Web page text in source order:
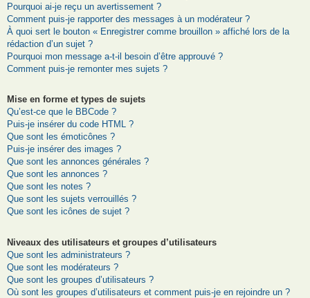
Pourquoi ai-je reçu un avertissement ?
Comment puis-je rapporter des messages à un modérateur ?
À quoi sert le bouton « Enregistrer comme brouillon » affiché lors de la
rédaction d’un sujet ?
Pourquoi mon message a-t-il besoin d’être approuvé ?
Comment puis-je remonter mes sujets ?
Mise en forme et types de sujets
Qu’est-ce que le BBCode ?
Puis-je insérer du code HTML ?
Que sont les émoticônes ?
Puis-je insérer des images ?
Que sont les annonces générales ?
Que sont les annonces ?
Que sont les notes ?
Que sont les sujets verrouillés ?
Que sont les icônes de sujet ?
Niveaux des utilisateurs et groupes d’utilisateurs
Que sont les administrateurs ?
Que sont les modérateurs ?
Que sont les groupes d’utilisateurs ?
Où sont les groupes d’utilisateurs et comment puis-je en rejoindre un ?